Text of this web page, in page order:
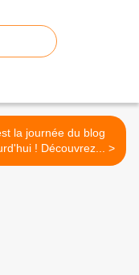
la journée du blog
aujourd'hui ! Découvrez... >